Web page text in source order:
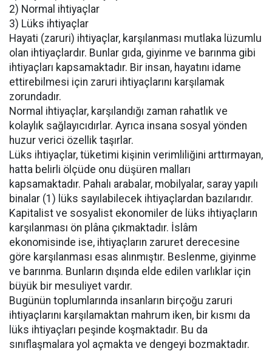
2) Normal ihtiyaçlar
3) Lüks ihtiyaçlar
Hayati (zaruri) ihtiyaçlar, karşılanması mutlaka lüzumlu
olan ihtiyaçlardır. Bunlar gıda, giyinme ve barınma gibi
ihtiyaçları kapsamaktadır. Bir insan, hayatını idame
ettirebilmesi için zaruri ihtiyaçlarını karşılamak
zorundadır.
Normal ihtiyaçlar, karşılandığı zaman rahatlık ve
kolaylık sağlayıcıdırlar. Ayrıca insana sosyal yönden
huzur verici özellik taşırlar.
Lüks ihtiyaçlar, tüketimi kişinin verimliliğini arttırmayan,
hatta belirli ölçüde onu düşüren malları
kapsamaktadır. Pahalı arabalar, mobilyalar, saray yapılı
binalar (1) lüks sayılabilecek ihtiyaçlardan bazılarıdır.
Kapitalist ve sosyalist ekonomiler de lüks ihtiyaçların
karşılanması ön plâna çıkmaktadır. İslâm
ekonomisinde ise, ihtiyaçların zaruret derecesine
göre karşılanması esas alınmıştır. Beslenme, giyinme
ve barınma. Bunların dışında elde edilen varlıklar için
büyük bir mesuliyet vardır.
Bugünün toplumlarında insanların birçoğu zaruri
ihtiyaçlarını karşılamaktan mahrum iken, bir kısmı da
lüks ihtiyaçları peşinde koşmaktadır. Bu da
sınıflaşmalara yol açmakta ve dengeyi bozmaktadır.